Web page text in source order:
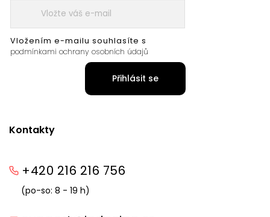
Kontakty
+420 216 216 756
(po-so: 8 - 19 h)
Vložením e-mailu souhlasíte s
podmínkami ochrany osobních údajů
Přihlásit se